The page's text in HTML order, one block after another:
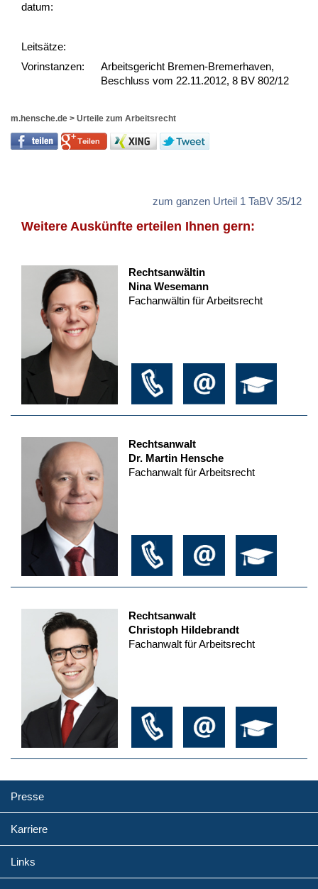
datum:
Leit­sätze:
Vor­ins­tan­zen:
Arbeitsgericht Bremen-Bremerhaven,
Beschluss vom 22.11.2012, 8 BV 802/12
m.hensche.de > Urteile zum Arbeitsrecht
zum ganzen Urteil 1 TaBV 35/12
Weitere Auskünfte erteilen Ihnen gern:
Rechtsanwältin
Nina Wesemann
Fachanwältin für Arbeitsrecht
Rechtsanwalt
Dr. Martin Hensche
Fachanwalt für Arbeitsrecht
Rechtsanwalt
Christoph Hildebrandt
Fachanwalt für Arbeitsrecht
Presse
Karriere
Links